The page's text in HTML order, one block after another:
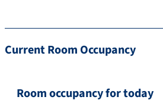
Current Room Occupancy
Room occupancy for today